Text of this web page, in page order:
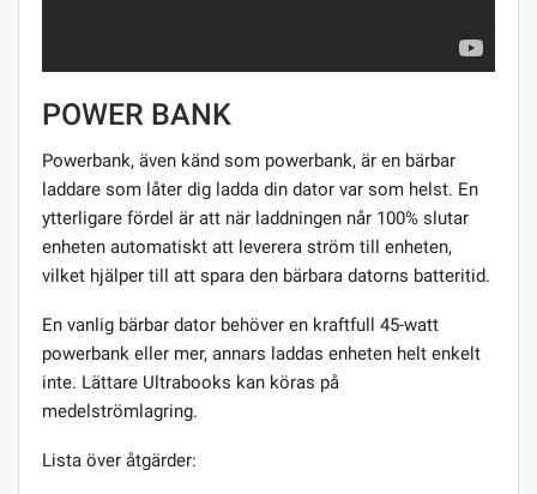
POWER BANK
Powerbank, även känd som powerbank, är en bärbar
laddare som låter dig ladda din dator var som helst. En
ytterligare fördel är att när laddningen når 100% slutar
enheten automatiskt att leverera ström till enheten,
vilket hjälper till att spara den bärbara datorns batteritid.
En vanlig bärbar dator behöver en kraftfull 45-watt
powerbank eller mer, annars laddas enheten helt enkelt
inte. Lättare Ultrabooks kan köras på
medelströmlagring.
Lista över åtgärder: